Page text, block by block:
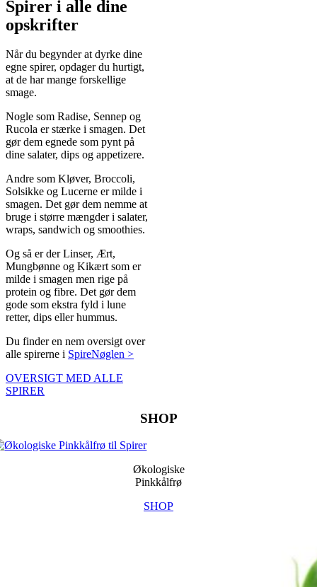
Spirer i alle dine
opskrifter
Når du begynder at dyrke dine
egne spirer, opdager du hurtigt,
at de har mange forskellige
smage.
Nogle som Radise, Sennep og
Rucola er stærke i smagen. Det
gør dem egnede som pynt på
dine salater, dips og appetizere.
Andre som Kløver, Broccoli,
Solsikke og Lucerne er milde i
smagen. Det gør dem nemme at
bruge i større mængder i salater,
wraps, sandwich og smoothies.
Og så er der Linser, Ært,
Mungbønne og Kikært som er
milde i smagen men rige på
protein og fibre. Det gør dem
gode som ekstra fyld i lune
retter, dips eller hummus.
Du finder en nem oversigt over
alle spirerne i SpireNøglen >
OVERSIGT MED ALLE
SPIRER
SHOP
Økologiske
Pinkkålfrø
SHOP